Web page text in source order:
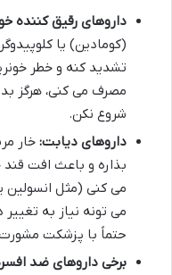
داروهای رقیق کننده
(کومادین) یا
تشدید کنه و خطر
مصرف می کنی، هرگز
شروع نکن.
داروهای دیابت:خار
بذاره و باعث افت
می کنی (مثل انسولین
می تونه نیاز به
حتماً با پزشکت
برخی داروهای ضد